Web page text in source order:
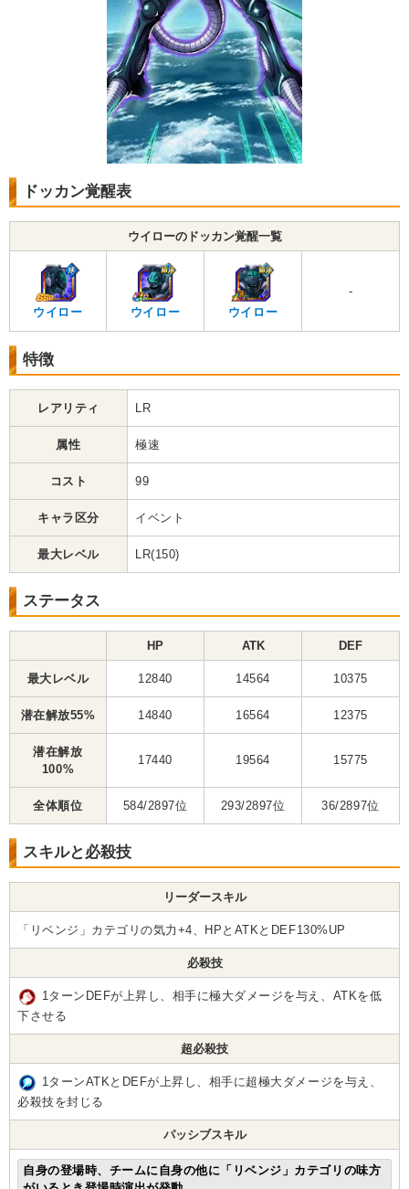
ドッカン覚醒表
ウイローのドッカン覚醒一覧
ウイロー ウイロー ウイロー
-
特徴
レアリティ LR
属性 極速
コスト 99
キャラ区分 イベント
最大レベル LR(150)
ステータス
HP ATK DEF
最大レベル 12840 14564 10375
潜在解放55% 14840 16564 12375
潜在解放
100%
17440 19564 15775
全体順位 584/2897位 293/2897位 36/2897位
スキルと必殺技
リーダースキル
「リベンジ」カテゴリの気力+4、HPとATKとDEF130%UP
必殺技
1ターンDEFが上昇し、相手に極大ダメージを与え、ATKを低
下させる
超必殺技
1ターンATKとDEFが上昇し、相手に超極大ダメージを与え、
必殺技を封じる
パッシブスキル
自身の登場時、チームに自身の他に「リベンジ」カテゴリの味方